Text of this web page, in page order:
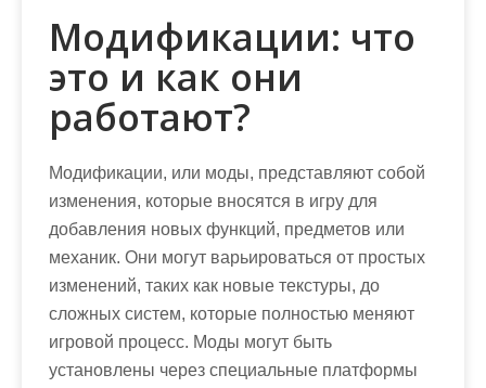
Модификации: что
это и как они
работают?
Модификации, или моды, представляют собой
изменения, которые вносятся в игру для
добавления новых функций, предметов или
механик. Они могут варьироваться от простых
изменений, таких как новые текстуры, до
сложных систем, которые полностью меняют
игровой процесс. Моды могут быть
установлены через специальные платформы